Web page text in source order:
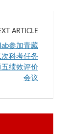
ARTICLE
参加青藏
次科考任务
五绩效评价
会议